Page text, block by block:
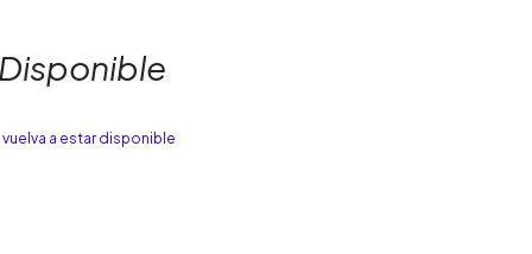
a estar disponible